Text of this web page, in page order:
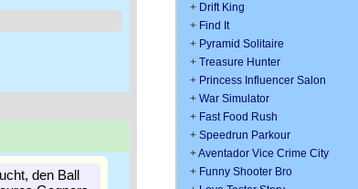
den Ball
+ Drift King
+ Find It
+ Pyramid Solitaire
+ Treasure Hunter
+ Princess Influencer Salon
+ War Simulator
+ Fast Food Rush
+ Speedrun Parkour
+Aventador Vice Crime City
+ Funny Shooter Bro